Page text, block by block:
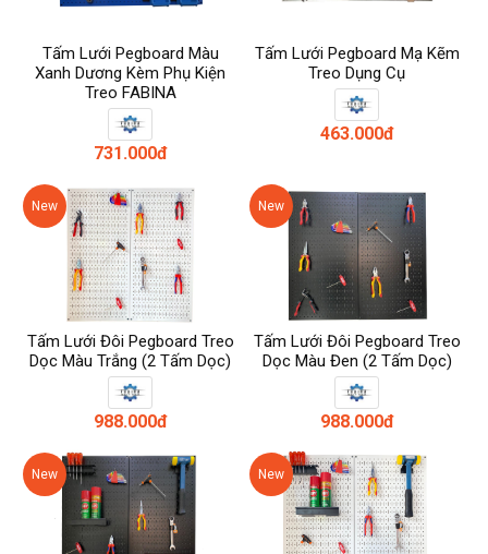
Tấm Lưới Pegboard Màu
Xanh Dương Kèm Phụ Kiện
Treo FABINA
731.000đ
Tấm Lưới Pegboard Mạ Kẽm
Treo Dụng Cụ
463.000đ
New
Tấm Lưới Đôi Pegboard Treo
Dọc Màu Trắng (2 Tấm Dọc)
988.000đ
New
Tấm Lưới Đôi Pegboard Treo
Dọc Màu Đen (2 Tấm Dọc)
988.000đ
New New